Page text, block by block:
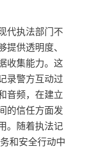
代执法部门不
提供透明度、
收集能力。这
录警方互动过
音频，在建立
的信任方面发
。随着执法记
和安全行动中